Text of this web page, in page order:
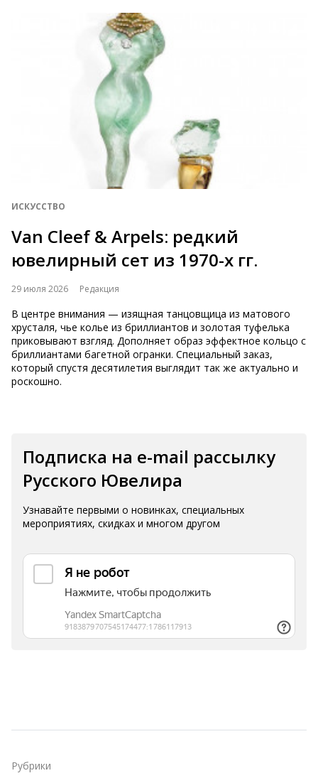
ИСКУССТВО
Van Cleef & Arpels: редкий
ювелирный сет из 1970-х гг.
29 июля 2026 Редакция
В центре внимания — изящная танцовщица из матового
хрусталя, чье колье из бриллиантов и золотая туфелька
приковывают взгляд. Дополняет образ эффектное кольцо с
бриллиантами багетной огранки. Специальный заказ,
который спустя десятилетия выглядит так же актуально и
роскошно.
Подписка на e-mail рассылку
Русского Ювелира
Узнавайте первыми о новинках, специальных
мероприятиях, скидках и многом другом
Рубрики